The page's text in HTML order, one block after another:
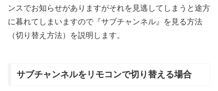
ンスでお知らせがありますがそれを見逃してしまうと途方
に暮れてしまいますので『サブチャンネル』を見る方法
（切り替え方法）を説明します。
サブチャンネルをリモコンで切り替える場合